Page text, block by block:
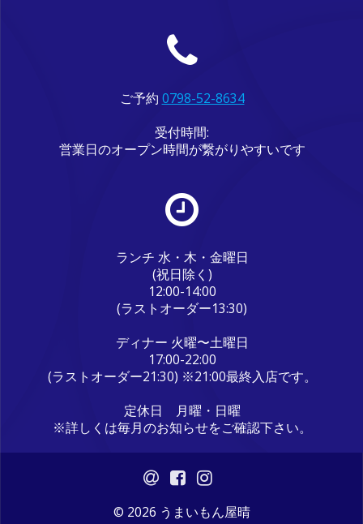
ご予約 0798-52-8634
受付時間:
営業日のオープン時間が繋がりやすいです
ランチ 水・木・金曜日
(祝日除く)
12:00-14:00
(ラストオーダー13:30)
ディナー 火曜〜土曜日
17:00-22:00
(ラストオーダー21:30) ※21:00最終入店です。
定休日 月曜・日曜
※詳しくは毎月のお知らせをご確認下さい。
© 2026 うまいもん屋晴